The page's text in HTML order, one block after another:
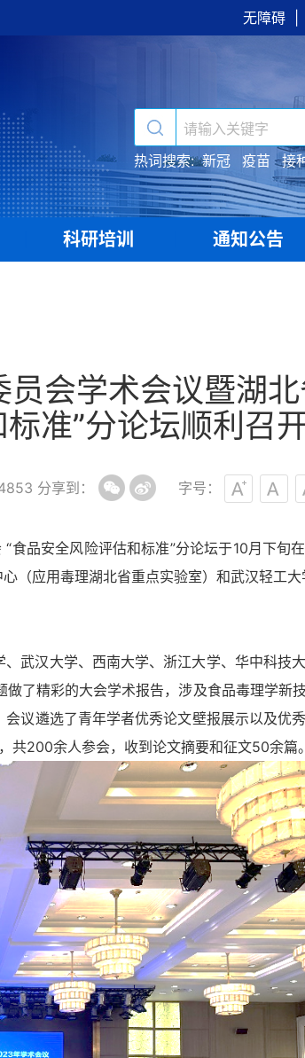
无障碍
热词搜索: 新冠 疫苗 接
科研培训 通知公告
会学术会议暨湖
准”分论坛顺利召
分享到： 字号：
“食品安全风险评估和标准”分论坛于10月下旬
（应用毒理湖北省重点实验室）和武汉轻工大
武汉大学、西南大学、浙江大学、华中科技
做了精彩的大会学术报告，涉及食品毒理学新
议遴选了青年学者优秀论文壁报展示以及优
共200余人参会，收到论文摘要和征文50余篇。